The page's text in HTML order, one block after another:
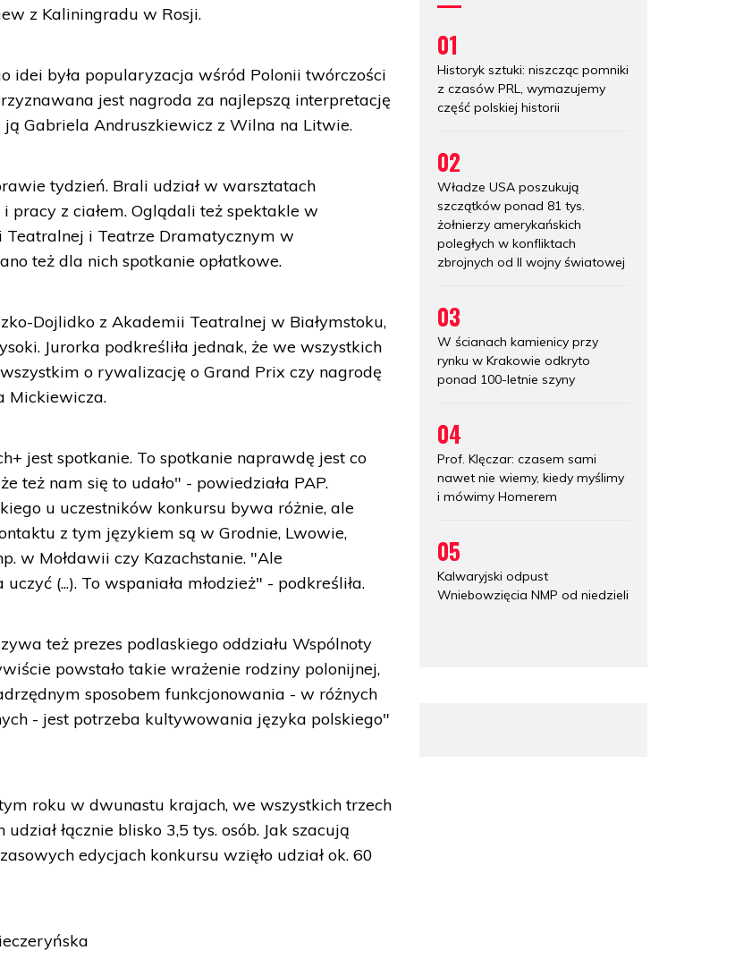
z Kaliningradu w Rosji.
idei była popularyzacja wśród Polonii twórczości
jest nagroda za najlepszą interpretację
Gabriela Andruszkiewicz z Wilna na Litwie.
tydzień. Brali udział w warsztatach
pracy z ciałem. Oglądali też spektakle w
Teatralnej i Teatrze Dramatycznym w
też dla nich spotkanie opłatkowe.
Dojlidko z Akademii Teatralnej w Białymstoku,
Jurorka podkreśliła jednak, że we wszystkich
o rywalizację o Grand Prix czy nagrodę
Mickiewicza.
jest spotkanie. To spotkanie naprawdę jest co
też nam się to udało" - powiedziała PAP.
u uczestników konkursu bywa różnie, ale
z tym językiem są w Grodnie, Lwowie,
w Mołdawii czy Kazachstanie. "Ale
(...). To wspaniała młodzież" - podkreśliła.
też prezes podlaskiego oddziału Wspólnoty
powstało takie wrażenie rodziny polonijnej,
sposobem funkcjonowania - w różnych
- jest potrzeba kultywowania języka polskiego"
roku w dwunastu krajach, we wszystkich trzech
łącznie blisko 3,5 tys. osób. Jak szacują
edycjach konkursu wzięło udział ok. 60
01
Historyk sztuki: niszcząc pomniki
z czasów PRL, wymazujemy
część polskiej historii
02
Władze USA poszukują
szczątków ponad 81 tys.
żołnierzy amerykańskich
poległych w konfliktach
zbrojnych od II wojny światowej
03
W ścianach kamienicy przy
rynku w Krakowie odkryto
ponad 100-letnie szyny
04
Prof. Klęczar: czasem sami
nawet nie wiemy, kiedy myślimy
i mówimy Homerem
05
Kalwaryjski odpust
Wniebowzięcia NMP od niedzieli